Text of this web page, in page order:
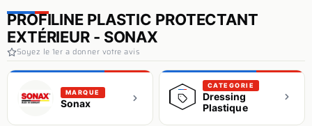
PROFILINE PLASTIC PROTECTANT
EXTÉRIEUR - SONAX
Soyez le 1er a donner votre avis
MARQUE
Sonax
CATEGORIE
Dressing
Plastique